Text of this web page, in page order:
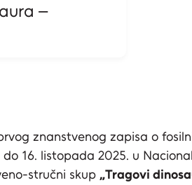
–
znanstvenog zapisa o
16. listopada 2025. u
stručni skup „Tragovi